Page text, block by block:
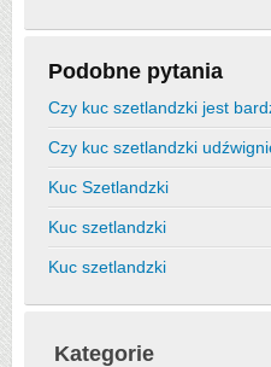
Podobne pytania
Czy kuc szetlandzki jest
Czy kuc szetlandzki
Kuc Szetlandzki
Kuc szetlandzki
Kuc szetlandzki
Kategorie